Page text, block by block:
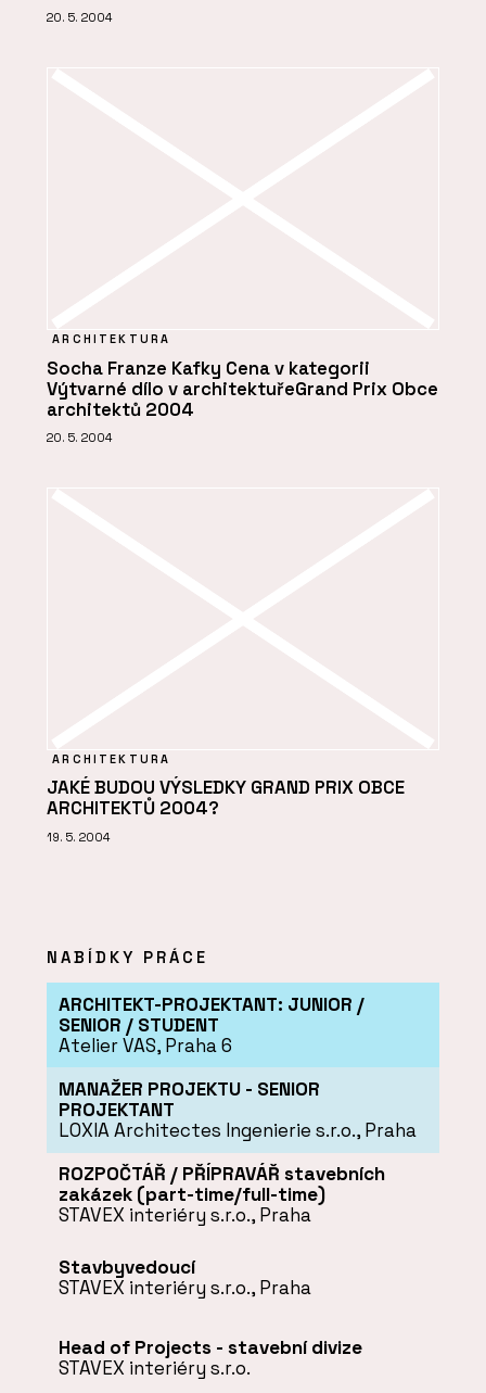
20. 5. 2004
ARCHITEKTURA
Socha Franze Kafky Cena v kategorii
Výtvarné dílo v architektuřeGrand Prix Obce
architektů 2004
20. 5. 2004
ARCHITEKTURA
JAKÉ BUDOU VÝSLEDKY GRAND PRIX OBCE
ARCHITEKTŮ 2004?
19. 5. 2004
NABÍDKY PRÁCE
ARCHITEKT-PROJEKTANT: JUNIOR /
SENIOR / STUDENT
Atelier VAS, Praha 6
MANAŽER PROJEKTU - SENIOR
PROJEKTANT
LOXIA Architectes Ingenierie s.r.o., Praha
ROZPOČTÁŘ / PŘÍPRAVÁŘ stavebních
zakázek (part-time/full-time)
STAVEX interiéry s.r.o., Praha
Stavbyvedoucí
STAVEX interiéry s.r.o., Praha
Head of Projects - stavební divize
STAVEX interiéry s.r.o.